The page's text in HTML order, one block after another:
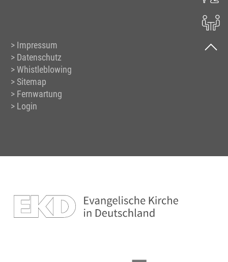
Impressum
Datenschutz
Whistleblowing
Sitemap
Fernwartung
Login